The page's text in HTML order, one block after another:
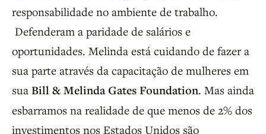
responsabilidade no ambiente de trabalho.
Defenderam a paridade de salários e
oportunidades. Melinda está cuidando de fazer a
sua parte através da capacitação de mulheres em
sua Bill & Melinda Gates Foundation. Mas ainda
esbarramos na realidade de que menos de 2% dos
investimentos nos Estados Unidos são